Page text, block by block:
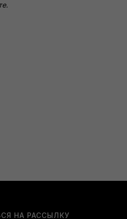
НА РАССЫЛКУ